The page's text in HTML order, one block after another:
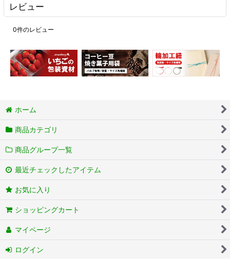
レビュー
0件のレビュー
ホーム
商品カテゴリ
商品グループ一覧
最近チェックしたアイテム
お気に入り
ショッピングカート
マイページ
ログイン